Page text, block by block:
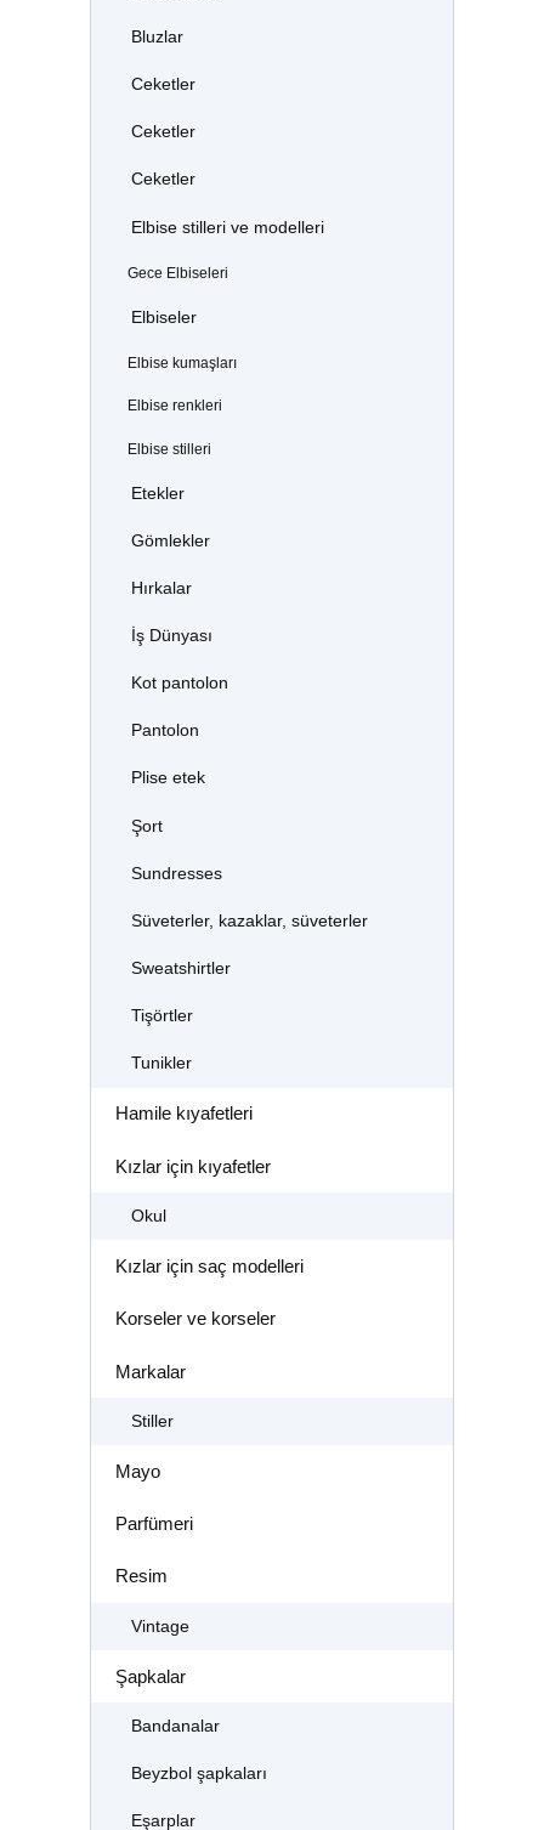
Bluzlar
Ceketler
Ceketler
Ceketler
Elbise stilleri ve modelleri
Gece Elbiseleri
Elbiseler
Elbise kumaşları
Elbise renkleri
Elbise stilleri
Etekler
Gömlekler
Hırkalar
İş Dünyası
Kot pantolon
Pantolon
Plise etek
Şort
Sundresses
Süveterler, kazaklar, süveterler
Sweatshirtler
Tişörtler
Tunikler
Hamile kıyafetleri
Kızlar için kıyafetler
Okul
Kızlar için saç modelleri
Korseler ve korseler
Markalar
Stiller
Mayo
Parfümeri
Resim
Vintage
Şapkalar
Bandanalar
Beyzbol şapkaları
Eşarplar